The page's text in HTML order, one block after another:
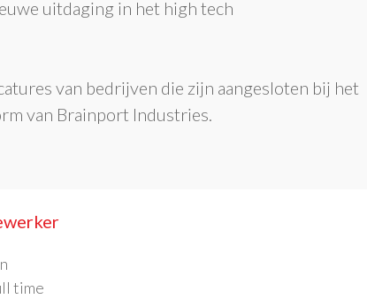
uitdaging in het high tech
van bedrijven die zijn aangesloten bij het
van Brainport Industries.
time